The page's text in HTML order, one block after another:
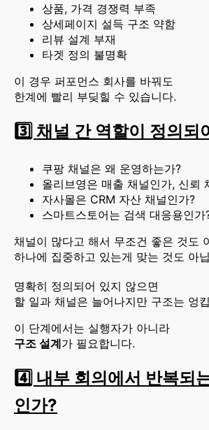
상품, 가격 경쟁력 부족
상세페이지 설득 구조 약함
리뷰 설계 부재
타겟 정의 불명확
이 경우 퍼포먼스 회사를 바꿔도
한계에 빨리 부딪힐 수 있습니다.
3️⃣ 채널 간 역할이 정의되
쿠팡 채널은 왜 운영하는가?
올리브영은 매출 채널인가, 신뢰
자사몰은 CRM 자산 채널인가?
스마트스토어는 검색 대응용인가
채널이 많다고 해서 무조건 좋은 것도
하나에 집중하고 있는게 맞는 것도 아
명확히 정의되어 있지 않으면
할 일과 채널은 늘어나지만 구조는 엉
이 단계에서는 실행자가 아니라
구조 설계가 필요합니다.
4️⃣ 내부 회의에서 반복되
인가?